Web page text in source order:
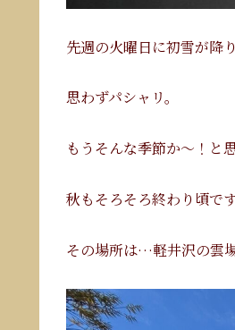
先週の火曜日に初雪が降
思わずパシャリ。
もうそんな季節か〜！と
秋もそろそろ終わり頃で
その場所は…軽井沢の雲